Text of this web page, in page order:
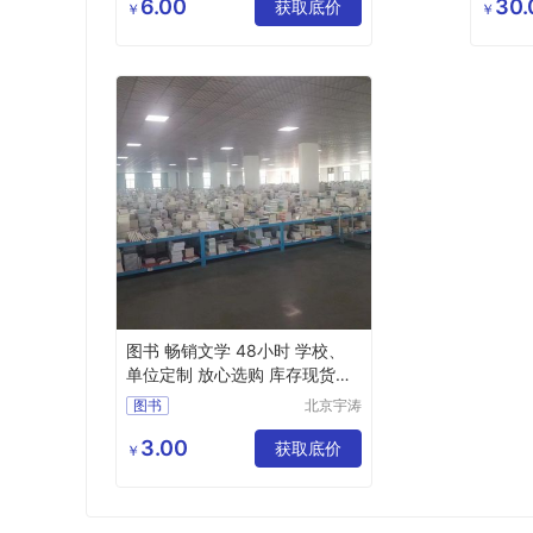
公司
￥ 6.00 获取底价
书批发
￥
图书 畅销文学 48小时 学校、
单位定制 放心选购 库存现货放
心购买
图书
北京宇涛
传播有限
公司
￥ 3.00 获取底价